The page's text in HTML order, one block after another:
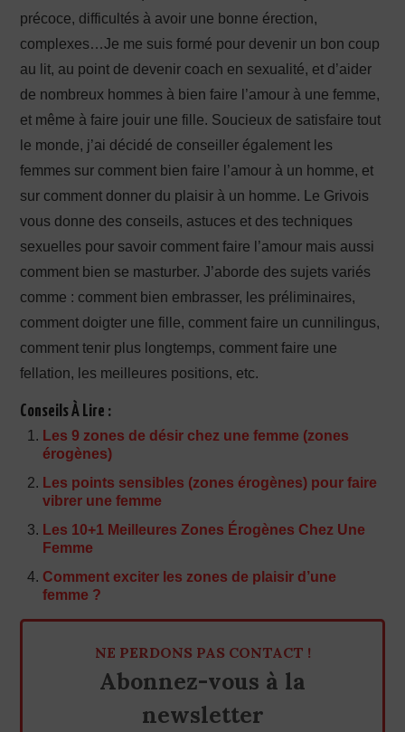
précoce, difficultés à avoir une bonne érection,
complexes…Je me suis formé pour devenir un bon coup
au lit, au point de devenir coach en sexualité, et d’aider
de nombreux hommes à bien faire l’amour à une femme,
et même à faire jouir une fille. Soucieux de satisfaire tout
le monde, j’ai décidé de conseiller également les
femmes sur comment bien faire l’amour à un homme, et
sur comment donner du plaisir à un homme. Le Grivois
vous donne des conseils, astuces et des techniques
sexuelles pour savoir comment faire l’amour mais aussi
comment bien se masturber. J’aborde des sujets variés
comme : comment bien embrasser, les préliminaires,
comment doigter une fille, comment faire un cunnilingus,
comment tenir plus longtemps, comment faire une
fellation, les meilleures positions, etc.
Conseils À Lire :
Les 9 zones de désir chez une femme (zones
érogènes)
Les points sensibles (zones érogènes) pour faire
vibrer une femme
Les 10+1 Meilleures Zones Érogènes Chez Une
Femme
Comment exciter les zones de plaisir d’une
femme ?
NE PERDONS PAS CONTACT !
Abonnez-vous à la
newsletter